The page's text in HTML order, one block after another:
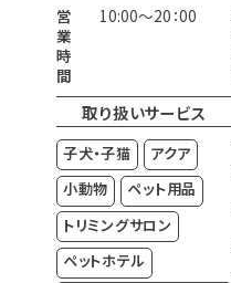
営
業
時
間
10:00～20：00
取り扱いサービス
子犬・子猫
アクア
小動物
ペット用品
トリミングサロン
ペットホテル